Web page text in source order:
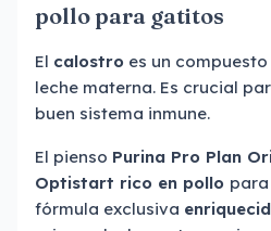
pollo para gatitos
El calostro es un
leche materna. Es crucial
buen sistema inmune.
El pienso Purina Pro Plan
Optistart rico en pollo
fórmula exclusiva